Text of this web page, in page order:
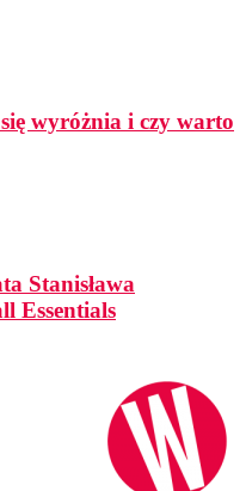
wyróżnia i czy warto
Stanisława
Essentials